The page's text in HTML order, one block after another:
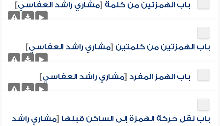
باب الهمزتين من كلمة [مشاري راشد العفاسي]
باب الهمزتين من كلمتين [مشاري راشد العفاسي]
باب الهمز المفرد [مشاري راشد العفاسي]
باب نقل حركة الهمزة إلى الساكن قبلها [مشاري راشد